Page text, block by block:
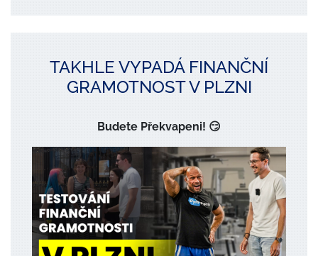
TAKHLE VYPADÁ FINANČNÍ
GRAMOTNOST V PLZNI
Budete Překvapeni! 😏